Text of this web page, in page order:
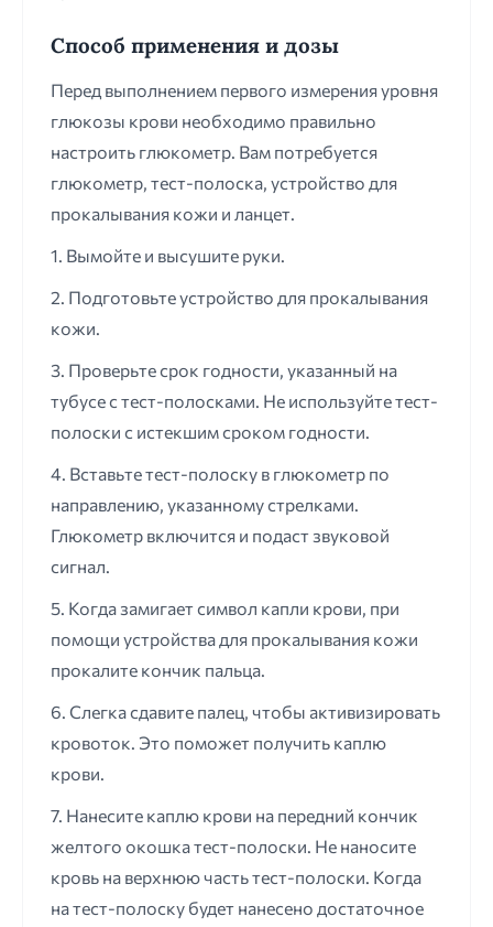
Способ применения и дозы
Перед выполнением первого измерения уровня
глюкозы крови необходимо правильно
настроить глюкометр. Вам потребуется
глюкометр, тест-полоска, устройство для
прокалывания кожи и ланцет.
1. Вымойте и высушите руки.
2. Подготовьте устройство для прокалывания
кожи.
3. Проверьте срок годности, указанный на
тубусе с тест-полосками. Не используйте тест-
полоски с истекшим сроком годности.
4. Вставьте тест-полоску в глюкометр по
направлению, указанному стрелками.
Глюкометр включится и подаст звуковой
сигнал.
5. Когда замигает символ капли крови, при
помощи устройства для прокалывания кожи
прокалите кончик пальца.
6. Слегка сдавите палец, чтобы активизировать
кровоток. Это поможет получить каплю
крови.
7. Нанесите каплю крови на передний кончик
желтого окошка тест-полоски. Не наносите
кровь на верхнюю часть тест-полоски. Когда
на тест-полоску будет нанесено достаточное